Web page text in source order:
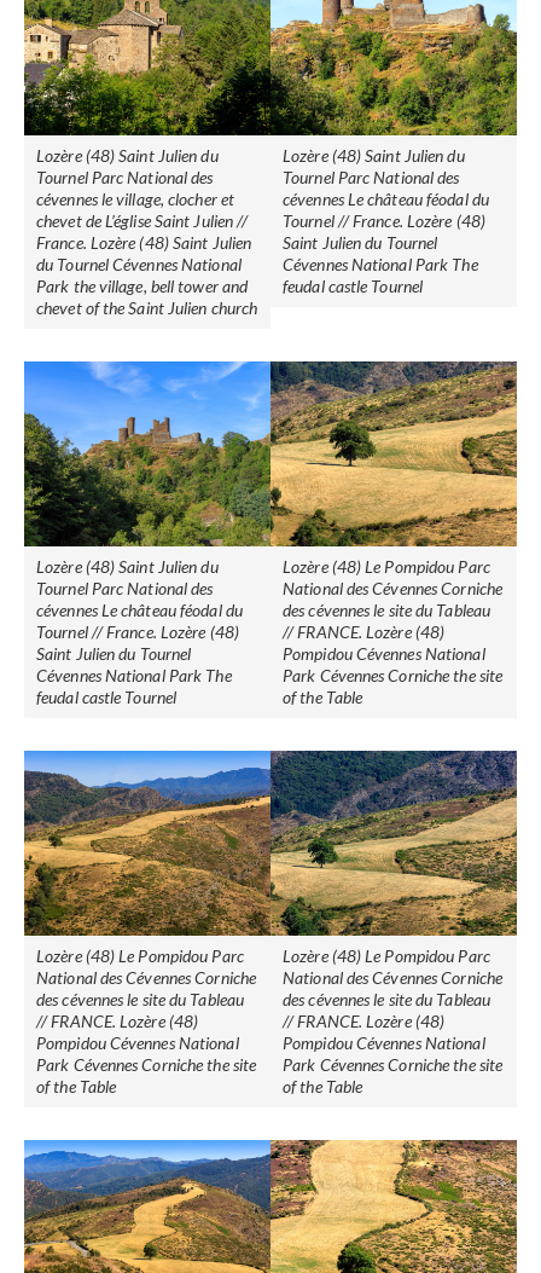
Lozère (48) Saint Julien du
Tournel Parc National des
cévennes le village, clocher et
chevet de L’église Saint Julien //
France. Lozère (48) Saint Julien
du Tournel Cévennes National
Park the village, bell tower and
chevet of the Saint Julien church
Lozère (48) Saint Julien du
Tournel Parc National des
cévennes Le château féodal du
Tournel // France. Lozère (48)
Saint Julien du Tournel
Cévennes National Park The
feudal castle Tournel
Lozère (48) Saint Julien du
Tournel Parc National des
cévennes Le château féodal du
Tournel // France. Lozère (48)
Saint Julien du Tournel
Cévennes National Park The
feudal castle Tournel
Lozère (48) Le Pompidou Parc
National des Cévennes Corniche
des cévennes le site du Tableau
// FRANCE. Lozère (48)
Pompidou Cévennes National
Park Cévennes Corniche the site
of the Table
Lozère (48) Le Pompidou Parc
National des Cévennes Corniche
des cévennes le site du Tableau
// FRANCE. Lozère (48)
Pompidou Cévennes National
Park Cévennes Corniche the site
of the Table
Lozère (48) Le Pompidou Parc
National des Cévennes Corniche
des cévennes le site du Tableau
// FRANCE. Lozère (48)
Pompidou Cévennes National
Park Cévennes Corniche the site
of the Table